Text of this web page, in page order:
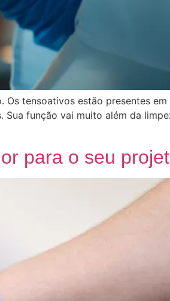
Os tensoativos estão presentes em
função vai muito além da
para o seu